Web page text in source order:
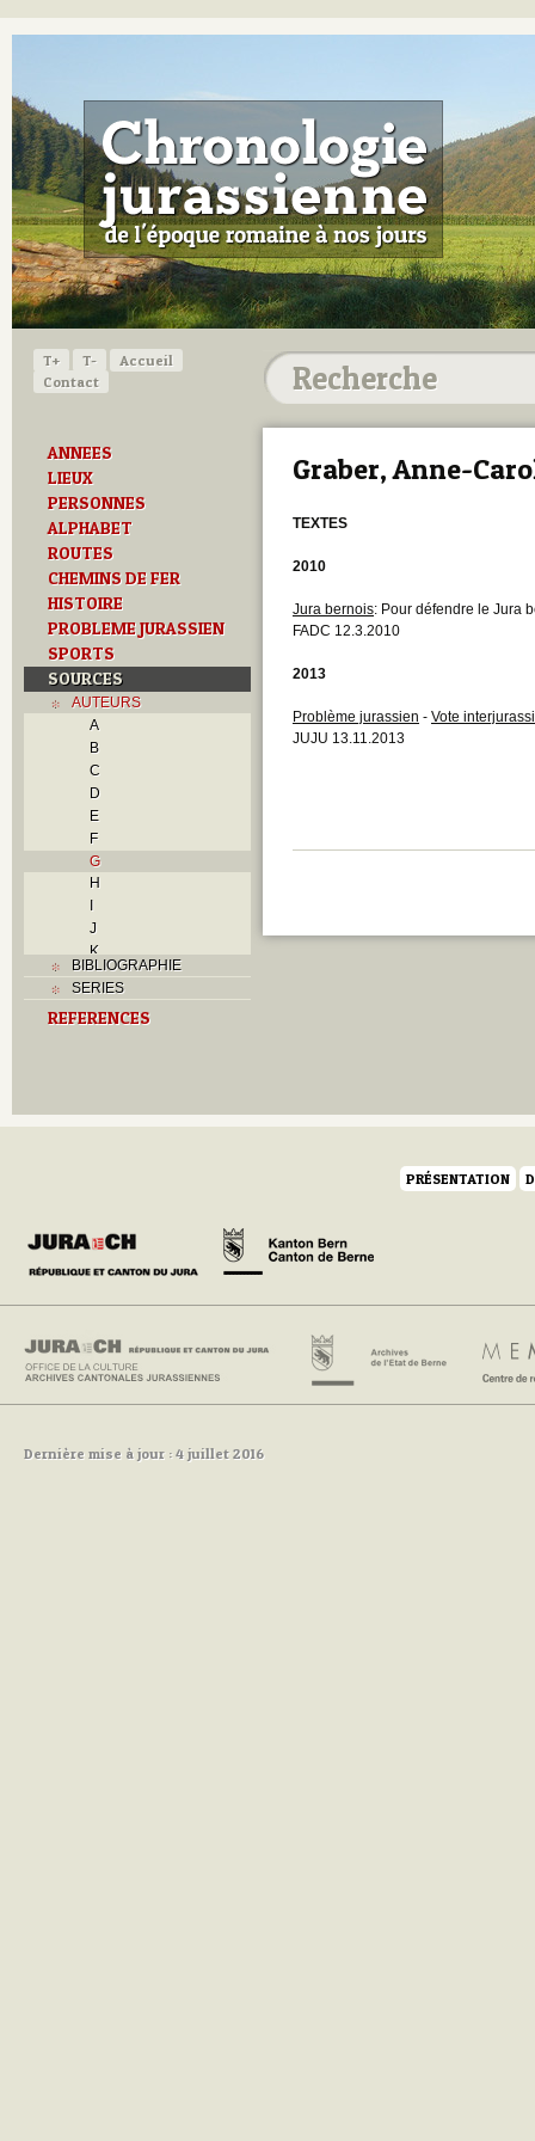
T+ T-
Accueil
Contact
ANNEES
LIEUX
PERSONNES
ALPHABET
ROUTES
CHEMINS DE FER
HISTOIRE
PROBLEME JURASSIEN
SPORTS
SOURCES
AUTEURS
A
B
C
D
E
F
G
H
I
J
K
L
M
N
S
Y
Z
BIBLIOGRAPHIE
SERIES
REFERENCES
Graber, Anne-
TEXTES
2010
Jura bernois: Pour défendre le Jura
FADC 12.3.2010
2013
Problème jurassien - Vote
JUJU 13.11.2013
PRÉSENTATION
Dernière mise à jour : 4 juillet 2016